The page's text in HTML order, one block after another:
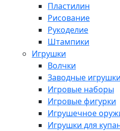
Пластилин
Рисование
Рукоделие
Штампики
Игрушки
Волчки
Заводные игрушки
Игровые наборы
Игровые фигурки
Игрушечное
Игрушки для